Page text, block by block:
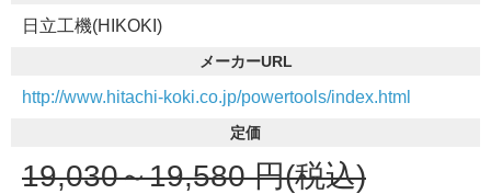
日立工機(HIKOKI)
メーカーURL
http://www.hitachi-koki.co.jp/powertools/index.html
定価
19,030～19,580 円(税込)